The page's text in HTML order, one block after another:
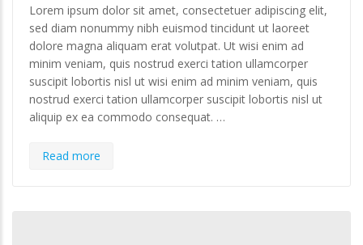
Lorem ipsum dolor sit amet, consectetuer adipiscing elit,
sed diam nonummy nibh euismod tincidunt ut laoreet
dolore magna aliquam erat volutpat. Ut wisi enim ad
minim veniam, quis nostrud exerci tation ullamcorper
suscipit lobortis nisl ut wisi enim ad minim veniam, quis
nostrud exerci tation ullamcorper suscipit lobortis nisl ut
aliquip ex ea commodo consequat. …
Read more
Dauer baji laibabling
6, 2024
Argentina: Apostar en
con la Mejores Opciones
6, 2024
Казино Официальный
Рабочее зеркало Покердом
2024: актуальная ссылка на
доступ
agosto 5, 2024
1win официальный сайт БК:
1Вин вход на зеркало